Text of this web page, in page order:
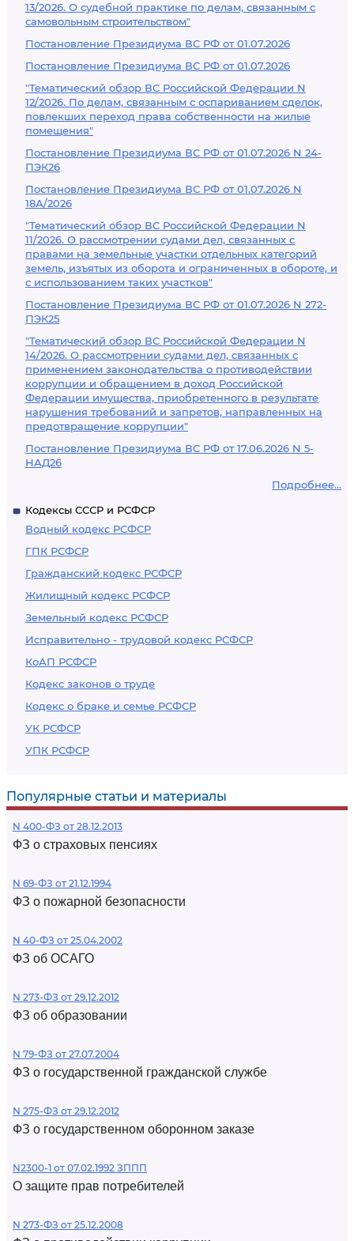
13/2026. О судебной практике по делам, связанным с
самовольным строительством"
Постановление Президиума ВС РФ от 01.07.2026
Постановление Президиума ВС РФ от 01.07.2026
"Тематический обзор ВС Российской Федерации N
12/2026. По делам, связанным с оспариванием сделок,
повлекших переход права собственности на жилые
помещения"
Постановление Президиума ВС РФ от 01.07.2026 N 24-
ПЭК26
Постановление Президиума ВС РФ от 01.07.2026 N
18А/2026
"Тематический обзор ВС Российской Федерации N
11/2026. О рассмотрении судами дел, связанных с
правами на земельные участки отдельных категорий
земель, изъятых из оборота и ограниченных в обороте, и
с использованием таких участков"
Постановление Президиума ВС РФ от 01.07.2026 N 272-
ПЭК25
"Тематический обзор ВС Российской Федерации N
14/2026. О рассмотрении судами дел, связанных с
применением законодательства о противодействии
коррупции и обращением в доход Российской
Федерации имущества, приобретенного в результате
нарушения требований и запретов, направленных на
предотвращение коррупции"
Постановление Президиума ВС РФ от 17.06.2026 N 5-
НАД26
Подробнее...
Кодексы СССР и РСФСР
Водный кодекс РСФСР
ГПК РСФСР
Гражданский кодекс РСФСР
Жилищный кодекс РСФСР
Земельный кодекс РСФСР
Исправительно - трудовой кодекс РСФСР
КоАП РСФСР
Кодекс законов о труде
Кодекс о браке и семье РСФСР
УК РСФСР
УПК РСФСР
Популярные статьи и материалы
N 400-ФЗ от 28.12.2013
ФЗ о страховых пенсиях
N 69-ФЗ от 21.12.1994
ФЗ о пожарной безопасности
N 40-ФЗ от 25.04.2002
ФЗ об ОСАГО
N 273-ФЗ от 29.12.2012
ФЗ об образовании
N 79-ФЗ от 27.07.2004
ФЗ о государственной гражданской службе
N 275-ФЗ от 29.12.2012
ФЗ о государственном оборонном заказе
N2300-1 от 07.02.1992 ЗППП
О защите прав потребителей
N 273-ФЗ от 25.12.2008